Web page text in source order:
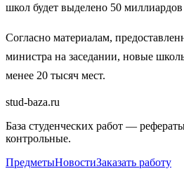
школ будет выделено 50
Согласно материалам,
министра на заседании, новые
менее 20 тысяч мест.
stud-baza.ru
База студенческих работ —
контрольные.
ПредметыНовостиЗаказать работу